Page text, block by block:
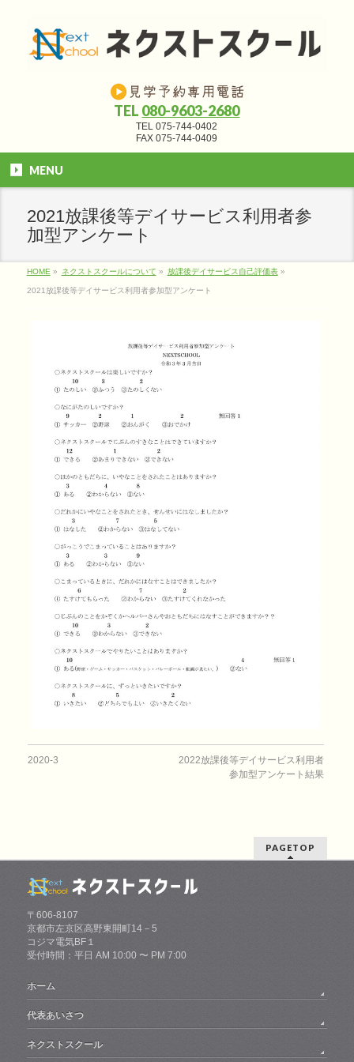
TEL 080-9603-2680
TEL 075-744-0402
FAX 075-744-0409
MENU
2021放課後等デイサービス利用者参
加型アンケート
HOME » ネクストスクールについて » 放課後デイサービス自己評価表»
2021放課後等デイサービス利用者参加型アンケート
2020-3
2022放課後等デイサービス利用者
参加型アンケート結果
PAGETOP
〒606-8107
京都市左京区高野東開町14－5
コジマ電気BF１
受付時間：平日 AM 10:00 〜 PM 7:00
ホーム
代表あいさつ
ネクストスクール